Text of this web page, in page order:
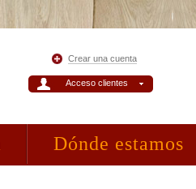
Acceso clientes
Crear una cuenta
Dónde estamos